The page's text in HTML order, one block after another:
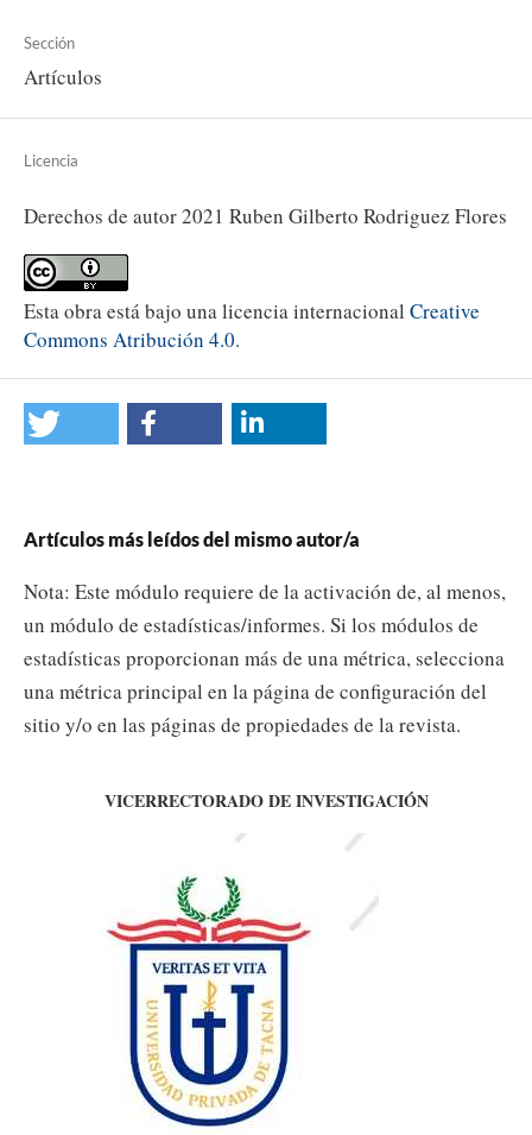
Sección
Artículos
Licencia
Derechos de autor 2021 Ruben Gilberto Rodriguez Flores
Esta obra está bajo una licencia internacional Creative
Commons Atribución 4.0.
Artículos más leídos del mismo autor/a
Nota: Este módulo requiere de la activación de, al menos,
un módulo de estadísticas/informes. Si los módulos de
estadísticas proporcionan más de una métrica, selecciona
una métrica principal en la página de configuración del
sitio y/o en las páginas de propiedades de la revista.
VICERRECTORADO DE INVESTIGACIÓN